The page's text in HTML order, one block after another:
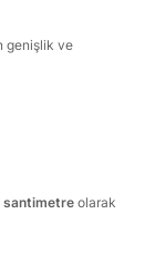
genişlik ve
santimetre olarak